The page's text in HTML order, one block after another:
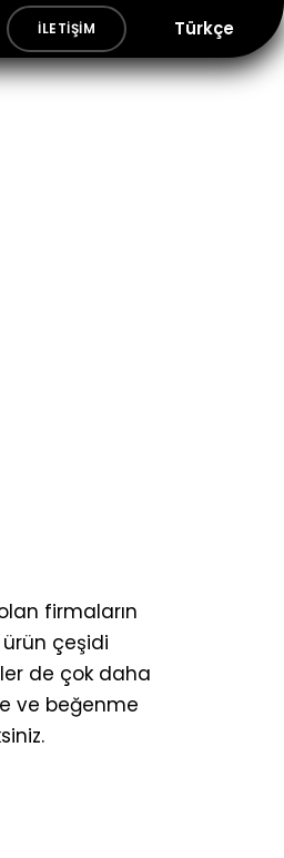
İLETIŞIM Türkçe
firmaların
çeşidi
de çok daha
ve beğenme